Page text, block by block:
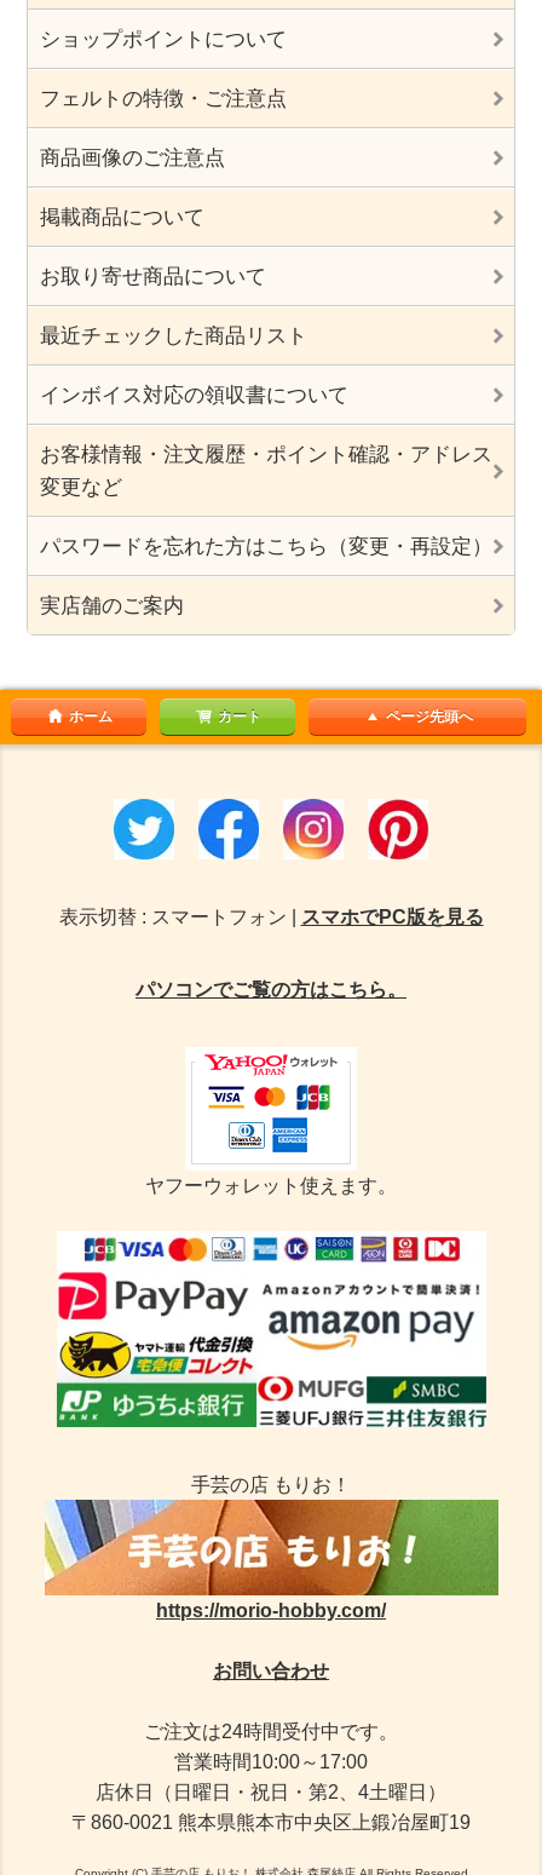
ショップポイントについて
フェルトの特徴・ご注意点
商品画像のご注意点
掲載商品について
お取り寄せ商品について
最近チェックした商品リスト
インボイス対応の領収書について
お客様情報・注文履歴・ポイント確認・アドレス
変更など
パスワードを忘れた方はこちら（変更・再設定）
実店舗のご案内
ホーム カート ページ先頭へ
表示切替 : スマートフォン | スマホでPC版を見る
パソコンでご覧の方はこちら。
ヤフーウォレット使えます。
手芸の店 もりお！
https://morio-hobby.com/
お問い合わせ
ご注文は24時間受付中です。
営業時間10:00～17:00
店休日（日曜日・祝日・第2、4土曜日）
〒860-0021 熊本県熊本市中央区上鍛冶屋町19